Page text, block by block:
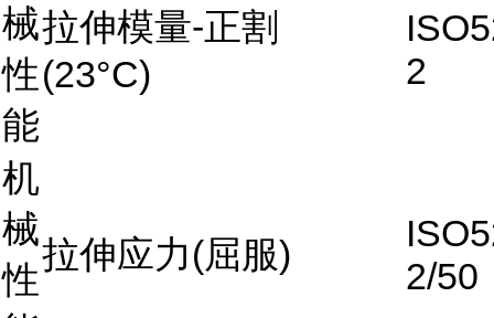
械
性
能
拉伸模量-正割
(23°C)
2
机
械
性
拉伸应力(屈服)
2/50